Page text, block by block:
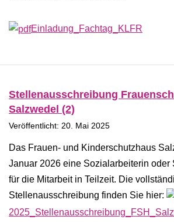
Einladung_Fachtag_KLFR
Stellenausschreibung
Salzwedel (2)
Veröffentlicht: 20. Mai 2025
Das Frauen- und Kinderschutzhaus
Januar 2026 eine Sozialarbeiterin oder
für die Mitarbeit in Teilzeit. Die
Stellenausschreibung finden Sie hier: